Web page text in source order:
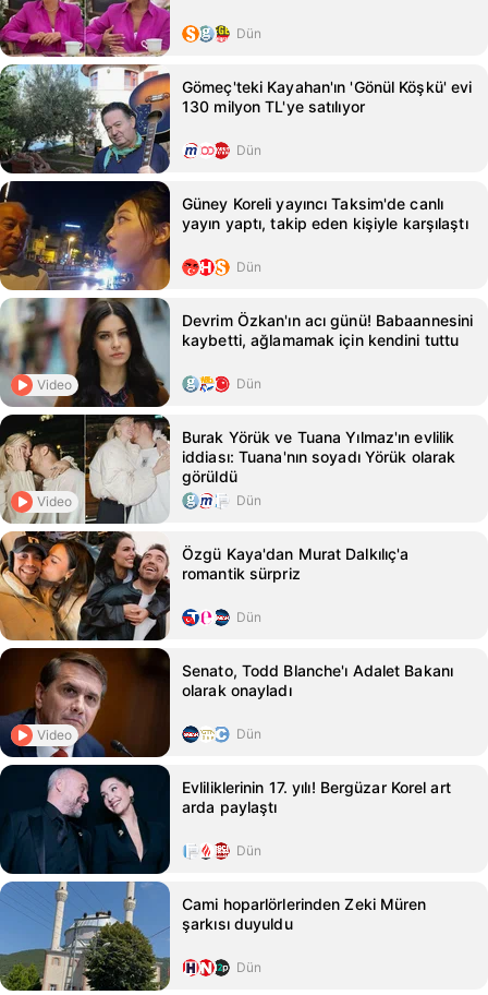
Dün
Gömeç'teki Kayahan'ın 'Gönül Köşkü' evi
130 milyon TL'ye satılıyor
Dün
Güney Koreli yayıncı Taksim'de canlı
yayın yaptı, takip eden kişiyle karşılaştı
Dün
Video
Devrim Özkan'ın acı günü! Babaannesini
kaybetti, ağlamamak için kendini tuttu
Dün
Video
Burak Yörük ve Tuana Yılmaz'ın evlilik
iddiası: Tuana'nın soyadı Yörük olarak
görüldü
Dün
Özgü Kaya'dan Murat Dalkılıç'a
romantik sürpriz
Dün
Video
Senato, Todd Blanche'ı Adalet Bakanı
olarak onayladı
Dün
Evliliklerinin 17. yılı! Bergüzar Korel art
arda paylaştı
Dün
Cami hoparlörlerinden Zeki Müren
şarkısı duyuldu
Dün